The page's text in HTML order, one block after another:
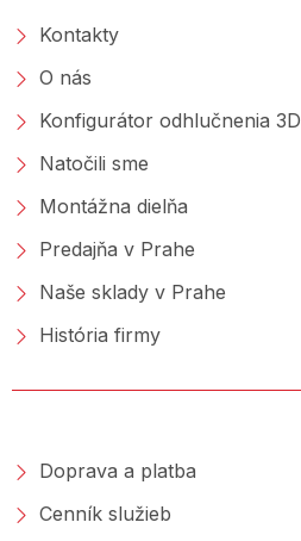
Kontakty
O nás
Konfigurátor odhlučnenia 3D
Natočili sme
Montážna dielňa
Predajňa v Prahe
Naše sklady v Prahe
História firmy
Doprava a platba
Cenník služieb